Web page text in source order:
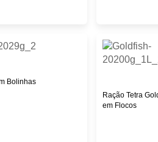
Bolinhas
Ração Tetra
em Flocos